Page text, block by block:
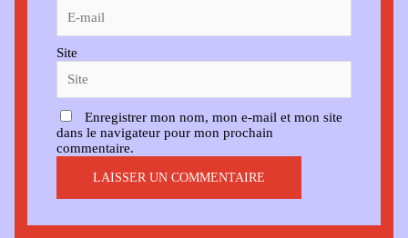
Site
Enregistrer mon nom, mon e-mail et mon site
dans le navigateur pour mon prochain
commentaire.